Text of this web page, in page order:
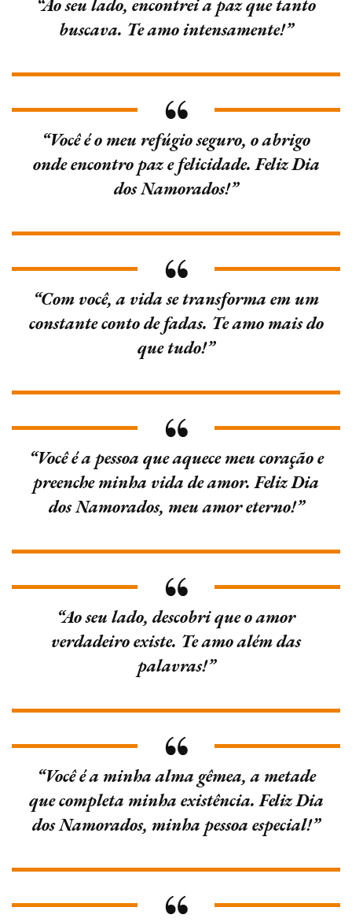
“Ao seu lado, encontrei a paz que tanto
buscava. Te amo intensamente!”
“Você é o meu refúgio seguro, o abrigo
onde encontro paz e felicidade. Feliz Dia
dos Namorados!”
“Com você, a vida se transforma em um
constante conto de fadas. Te amo mais do
que tudo!”
“Você é a pessoa que aquece meu coração e
preenche minha vida de amor. Feliz Dia
dos Namorados, meu amor eterno!”
“Ao seu lado, descobri que o amor
verdadeiro existe. Te amo além das
palavras!”
“Você é a minha alma gêmea, a metade
que completa minha existência. Feliz Dia
dos Namorados, minha pessoa especial!”